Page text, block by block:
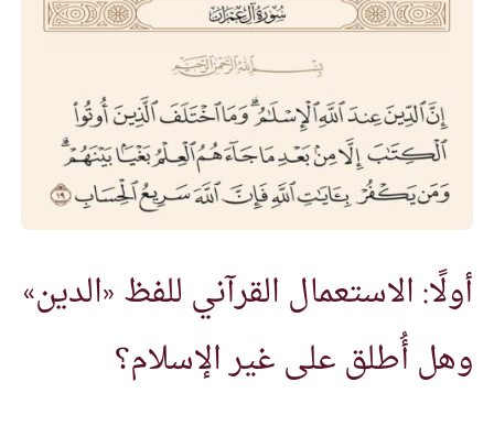
أولًا: الاستعمال القرآني للفظ «الدين»
وهل أُطلق على غير الإسلام؟